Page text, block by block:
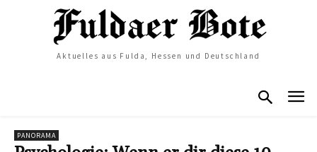
Aktuelles aus Fulda, Hessen und Deutschland
PANORAMA